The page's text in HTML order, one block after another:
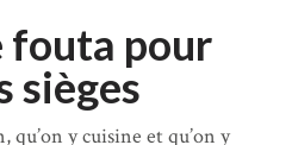
fouta pour
sièges
y cuisine et qu’on y